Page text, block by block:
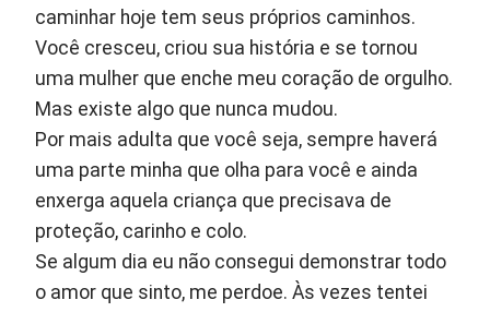
caminhar hoje tem seus próprios caminhos.
Você cresceu, criou sua história e se tornou
uma mulher que enche meu coração de orgulho.
Mas existe algo que nunca mudou.
Por mais adulta que você seja, sempre haverá
uma parte minha que olha para você e ainda
enxerga aquela criança que precisava de
proteção, carinho e colo.
Se algum dia eu não consegui demonstrar todo
o amor que sinto, me perdoe. Às vezes tentei